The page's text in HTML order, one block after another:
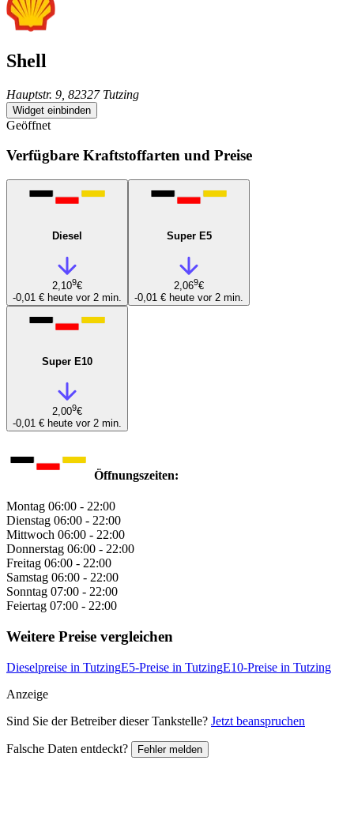
Shell
Hauptstr. 9, 82327 Tutzing
Widget einbinden
Geöffnet
Verfügbare Kraftstoffarten und Preise
Diesel
2,109€
-0,01 € heute vor 2 min.
Super E5
2,069€
-0,01 € heute vor 2 min.
Super E10
2,009€
-0,01 € heute vor 2 min.
Öffnungszeiten:
Montag 06:00 - 22:00
Dienstag 06:00 - 22:00
Mittwoch 06:00 - 22:00
Donnerstag 06:00 - 22:00
Freitag 06:00 - 22:00
Samstag 06:00 - 22:00
Sonntag 07:00 - 22:00
Feiertag 07:00 - 22:00
Weitere Preise vergleichen
Dieselpreise in TutzingE5-Preise in TutzingE10-Preise in Tutzing
Anzeige
Sind Sie der Betreiber dieser Tankstelle? Jetzt beanspruchen
Falsche Daten entdeckt? Fehler melden